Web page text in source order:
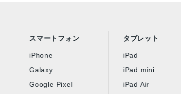
スマートフォン
iPhone
Galaxy
Google Pixel
タブレット
iPad
iPad mini
iPad Air